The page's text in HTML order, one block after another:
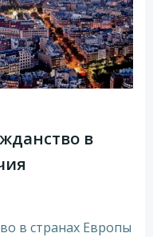
в
в странах Европы